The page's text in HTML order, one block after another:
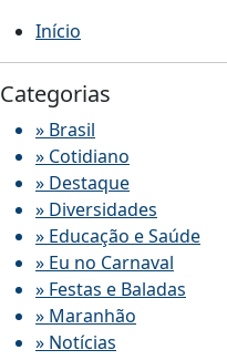
Início
Categorias
» Brasil
» Cotidiano
» Destaque
» Diversidades
» Educação e Saúde
» Eu no Carnaval
» Festas e Baladas
» Maranhão
» Notícias